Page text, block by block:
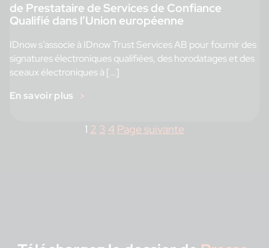
de Prestataire de Services de Confiance
Qualifié dans l’Union européenne
IDnow s’associe à IDnow Trust Services AB pour fournir des
signatures électroniques qualifiées, des horodatages et des
sceaux électroniques à […]
En savoir plus
1 2 3 4 Page suivante